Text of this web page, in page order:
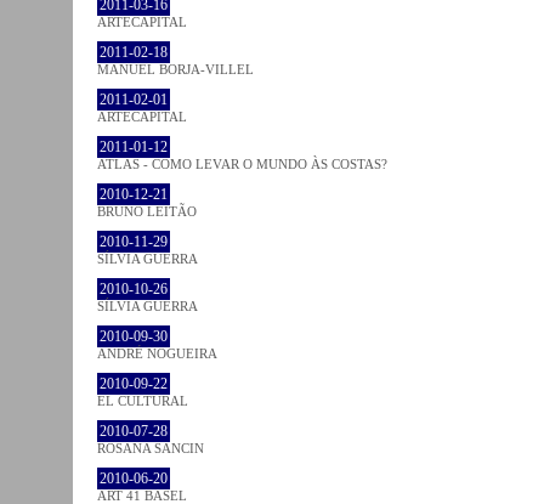
2011-03-16
ARTECAPITAL
2011-02-18
MANUEL BORJA-VILLEL
2011-02-01
ARTECAPITAL
2011-01-12
ATLAS - COMO LEVAR O MUNDO ÀS COSTAS?
2010-12-21
BRUNO LEITÃO
2010-11-29
SÍLVIA GUERRA
2010-10-26
SÍLVIA GUERRA
2010-09-30
ANDRÉ NOGUEIRA
2010-09-22
EL CULTURAL
2010-07-28
ROSANA SANCIN
2010-06-20
ART 41 BASEL